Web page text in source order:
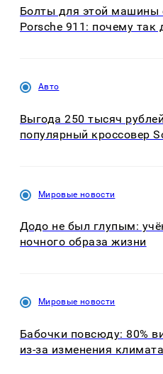
Болты для этой машины
Porsche 911: почему так
Авто
Выгода 250 тысяч
популярный кроссовер
Мировые новости
Додо не был глупым:
ночного образа жизни
Мировые новости
Бабочки повсюду: 80%
из-за изменения климата